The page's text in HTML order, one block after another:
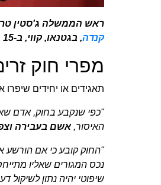
‏ראש הממשלה ג'סטין
‏קנדה‏‏, בגטנאו, קווי, ב-15 בדצמבר 2022. (ג'סטין טאנג / העיתונות הקנדית)‏
‏מפרי חוק
‏תאגידים או יחידים שיפרו
‏"כפי שנקבע בחוק, אדם
האיסור, ‏ ‏אשם בעבירה וצפוי
‏"החוק קובע כי אם הורשע
נכס המגורים שאליו
שיפוטי יהיה נתון לשיקול